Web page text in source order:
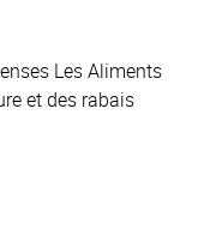
Les Aliments
et des rabais